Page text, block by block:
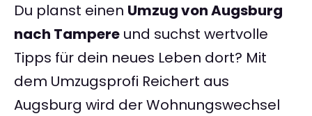
Du planst einen Umzug von Augsburg
nach Tampere und suchst wertvolle
Tipps für dein neues Leben dort? Mit
dem Umzugsprofi Reichert aus
Augsburg wird der Wohnungswechsel